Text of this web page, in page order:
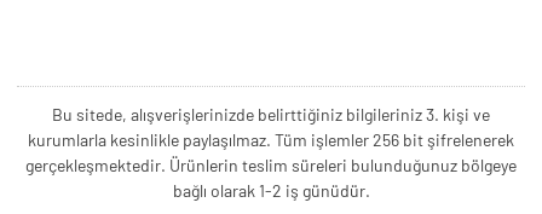
Bu sitede, alışverişlerinizde belirttiğiniz bilgileriniz 3. kişi ve
kurumlarla kesinlikle paylaşılmaz. Tüm işlemler 256 bit şifrelenerek
gerçekleşmektedir. Ürünlerin teslim süreleri bulunduğunuz bölgeye
bağlı olarak 1-2 iş günüdür.